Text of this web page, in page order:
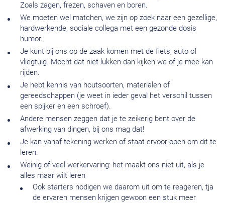
Zoals zagen, frezen, schaven en boren.
We moeten wel matchen, we zijn op zoek naar een gezellige,
hardwerkende, sociale collega met een gezonde dosis
humor.
Je kunt bij ons op de zaak komen met de fiets, auto of
vliegtuig. Mocht dat niet lukken dan kijken we of je mee kan
rijden.
Je hebt kennis van houtsoorten, materialen of
gereedschappen (je weet in ieder geval het verschil tussen
een spijker en een schroef).
Andere mensen zeggen dat je te zeikerig bent over de
afwerking van dingen, bij ons mag dat!
Je kan vanaf tekening werken of staat ervoor open om dit te
leren.
Weinig of veel werkervaring: het maakt ons niet uit, als je
alles maar wilt leren
Ook starters nodigen we daarom uit om te reageren, tja
de ervaren mensen krijgen gewoon een stuk meer